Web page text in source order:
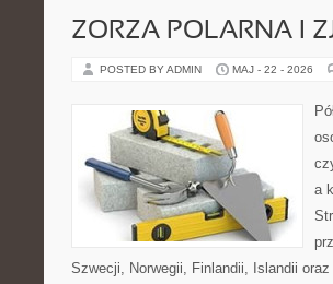
ZORZA POLARNA I
POSTED BY ADMIN MAJ - 22 - 2026
a
Szwecji, Norwegii, Finlandii, Islandii